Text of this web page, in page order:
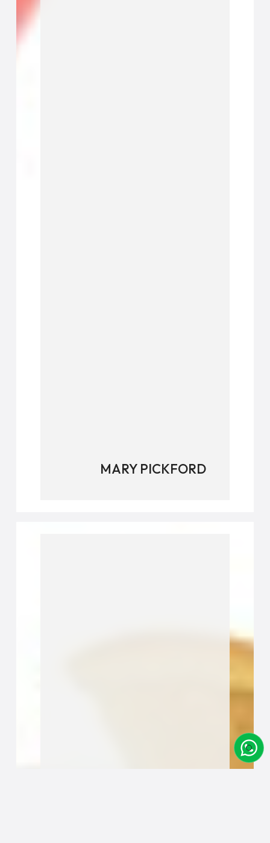
MARY PICKFORD